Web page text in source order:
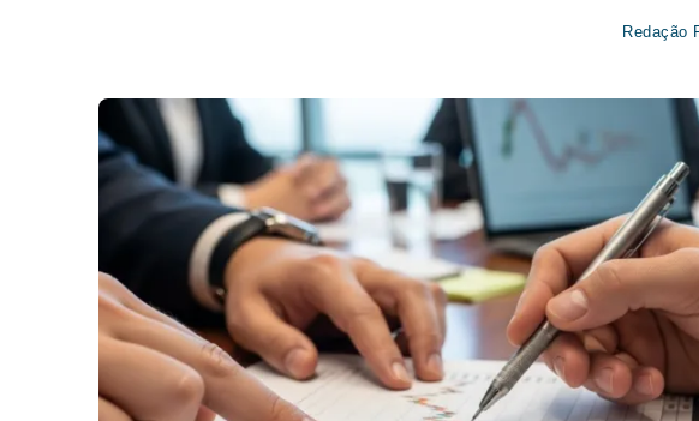
Redação